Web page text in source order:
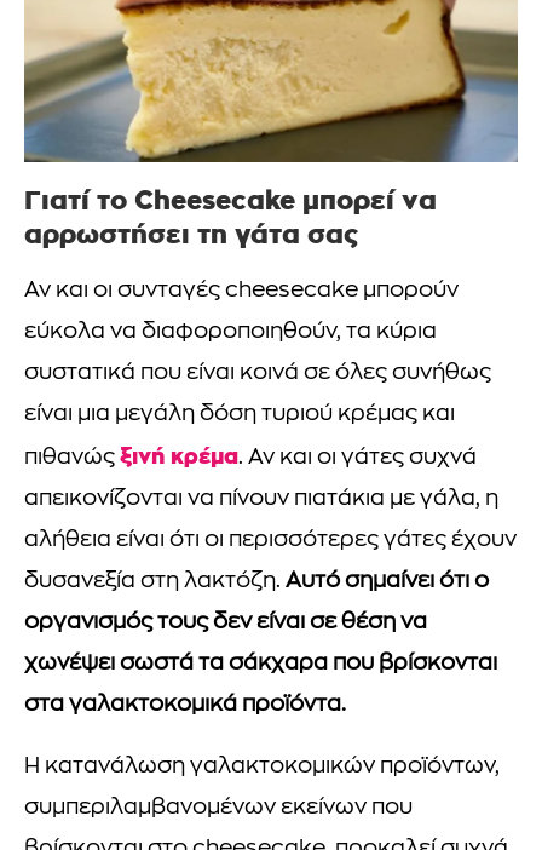
Γιατί το Cheesecake μπορεί να
αρρωστήσει τη γάτα σας
Αν και οι συνταγές cheesecake μπορούν
εύκολα να διαφοροποιηθούν, τα κύρια
συστατικά που είναι κοινά σε όλες συνήθως
είναι μια μεγάλη δόση τυριού κρέμας και
πιθανώς ξινή κρέμα. Αν και οι γάτες συχνά
απεικονίζονται να πίνουν πιατάκια με γάλα, η
αλήθεια είναι ότι οι περισσότερες γάτες έχουν
δυσανεξία στη λακτόζη. Αυτό σημαίνει ότι ο
οργανισμός τους δεν είναι σε θέση να
χωνέψει σωστά τα σάκχαρα που βρίσκονται
στα γαλακτοκομικά προϊόντα.
Η κατανάλωση γαλακτοκομικών προϊόντων,
συμπεριλαμβανομένων εκείνων που